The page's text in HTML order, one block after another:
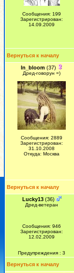
Сообщения: 199
Зарегистрирован:
14.09.2009
Вернуться к началу
In_bloom(37)
Дред-говорун =)
Сообщения: 2889
Зарегистрирован:
31.10.2008
Откуда: Москва
Вернуться к началу
Lucky13(36)
Дред-ветеран
Сообщения: 946
Зарегистрирован:
12.02.2009
Предупреждения : 3
Вернуться к началу